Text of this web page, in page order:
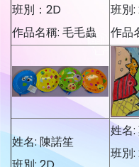
班別：2D
作品名稱: 毛毛蟲
班別:
作品
姓名: 陳諾笙
姓名:
班別: